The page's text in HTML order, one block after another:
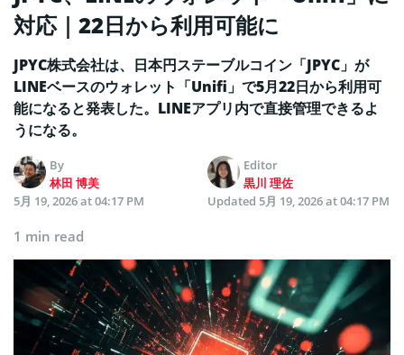
対応｜22日から利用可能に
JPYC株式会社は、日本円ステーブルコイン「JPYC」が
LINEベースのウォレット「Unifi」で5月22日から利用可
能になると発表した。LINEアプリ内で直接管理できるよ
うになる。
By
林田 博美
Editor
黒川 理佐
5月 19, 2026 at 04:17 PM
Updated 5月 19, 2026 at 04:17 PM
1 min read